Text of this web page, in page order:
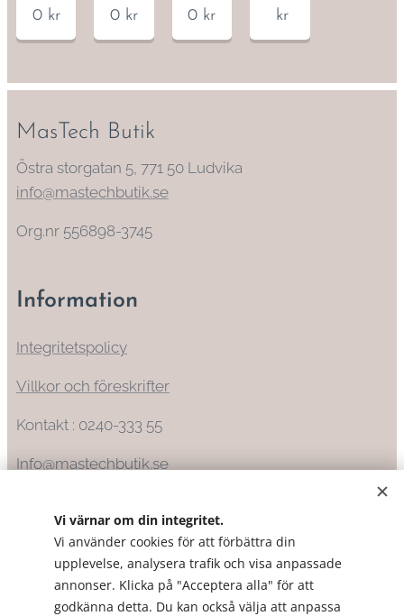
0kr
0 kr
0 kr
kr
MasTech Butik
Östra storgatan 5, 771 50 Ludvika
info@mastechbutik.se
Org.nr 556898-3745
Information
Integritetspolicy
Villkor och föreskrifter
Kontakt : 0240-333 55
Info@mastechbutik.se
Vi värnar om din integritet.
Vi använder cookies för att förbättra din
upplevelse, analysera trafik och visa anpassade
annonser. Klicka på "Acceptera alla" för att
godkänna detta. Du kan också välja att anpassa